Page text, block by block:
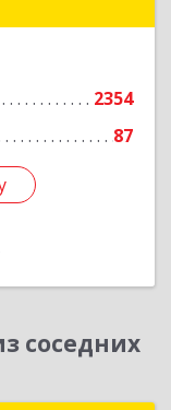
2354
87
соседних